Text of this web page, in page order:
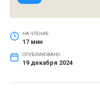
НА ЧТЕНИЕ
17 мин
ОПУБЛИКОВАНО
19 декабря 2024